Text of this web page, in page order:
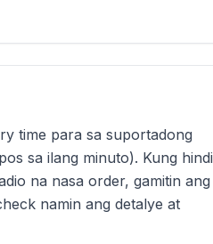
time para sa suportadong
sa ilang minuto). Kung hindi
na nasa order, gamitin ang
namin ang detalye at